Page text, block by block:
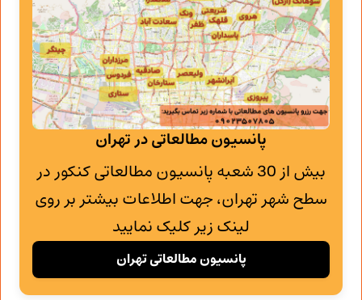
پانسیون مطالعاتی در تهران
بیش از 30 شعبه پانسیون مطالعاتی کنکور در
سطح شهر تهران، جهت اطلاعات بیشتر بر روی
لینک زیر کلیک نمایید
پانسیون مطالعاتی تهران